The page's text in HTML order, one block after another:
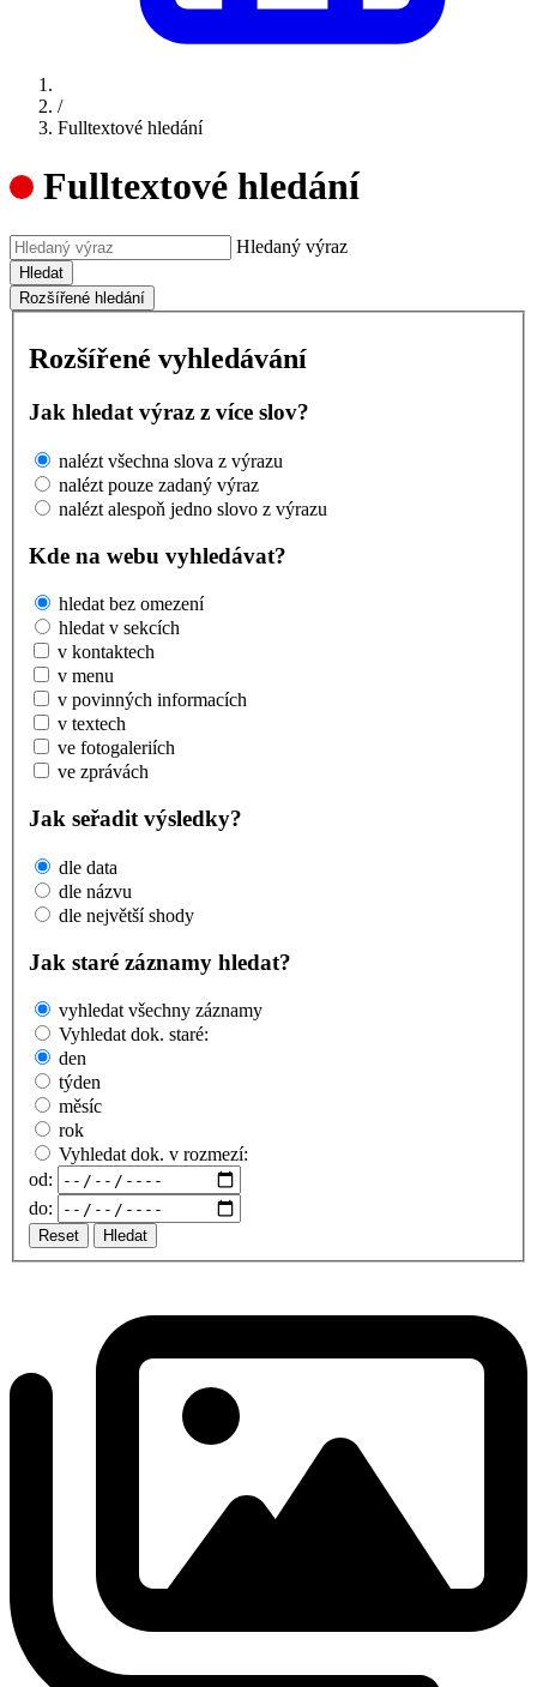
/
Fulltextové hledání
Fulltextové hledání
Hledaný výraz
Hledat
Rozšířené hledání
Rozšířené vyhledávání
Jak hledat výraz z více slov?
nalézt všechna slova z výrazu
nalézt pouze zadaný výraz
nalézt alespoň jedno slovo z výrazu
Kde na webu vyhledávat?
hledat bez omezení
hledat v sekcích
v kontaktech
v menu
v povinných informacích
v textech
ve fotogaleriích
ve zprávách
Jak seřadit výsledky?
dle data
dle názvu
dle největší shody
Jak staré záznamy hledat?
vyhledat všechny záznamy
Vyhledat dok. staré:
den
týden
měsíc
rok
Vyhledat dok. v rozmezí:
od:
do:
Reset Hledat